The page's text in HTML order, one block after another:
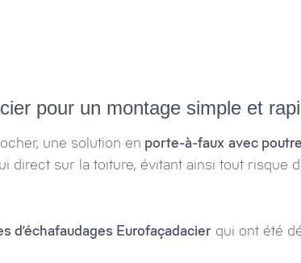
pour un montage simple et
une solution en porte-à-faux avec
direct sur la toiture, évitant ainsi tout risque
d’échafaudages Eurofaçadacier qui ont été